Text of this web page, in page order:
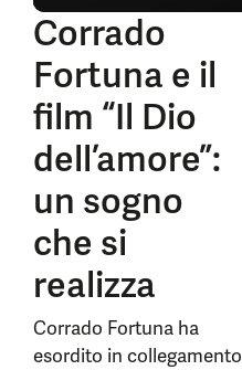
Corrado
Fortuna e il
film “Il Dio
dell’amore”:
un sogno
che si
realizza
Corrado Fortuna ha
esordito in collegamento